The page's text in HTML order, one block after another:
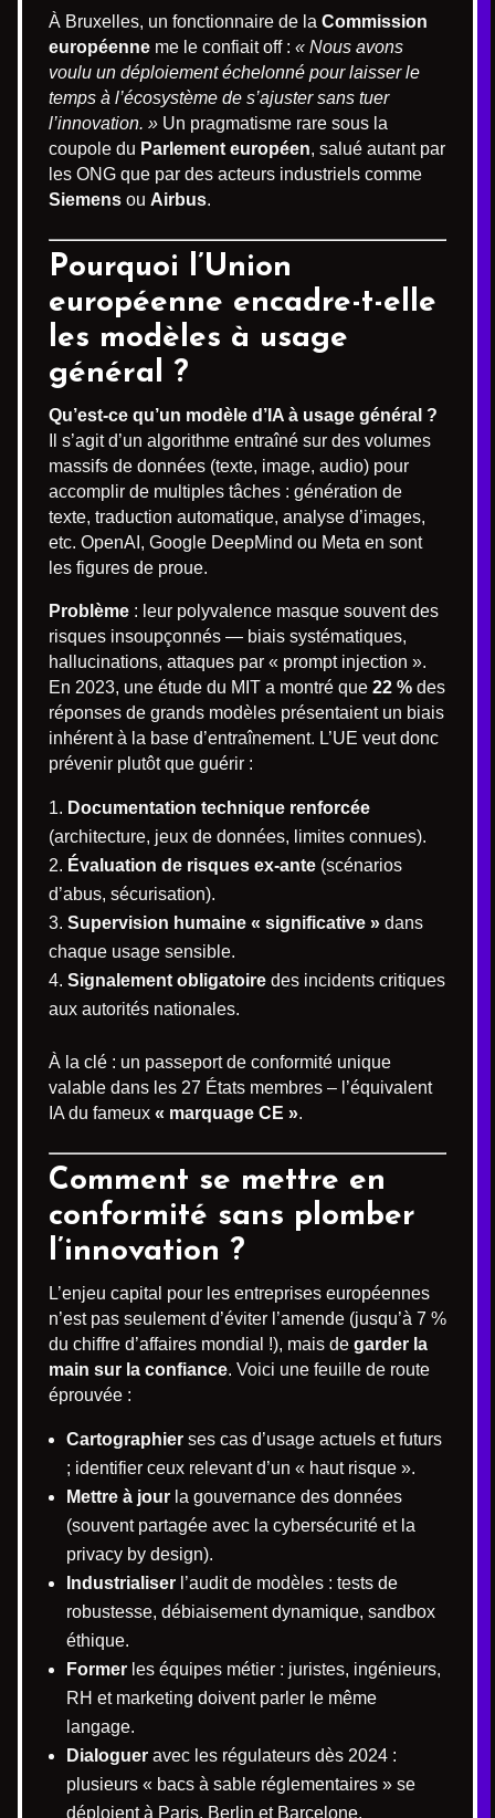
À Bruxelles, un fonctionnaire de la Commission
européenne me le confiait off : « Nous avons
voulu un déploiement échelonné pour laisser le
temps à l’écosystème de s’ajuster sans tuer
l’innovation. » Un pragmatisme rare sous la
coupole du Parlement européen, salué autant par
les ONG que par des acteurs industriels comme
Siemens ou Airbus.
Pourquoi l’Union
européenne encadre-t-elle
les modèles à usage
général ?
Qu’est-ce qu’un modèle d’IA à usage général ?
Il s’agit d’un algorithme entraîné sur des volumes
massifs de données (texte, image, audio) pour
accomplir de multiples tâches : génération de
texte, traduction automatique, analyse d’images,
etc. OpenAI, Google DeepMind ou Meta en sont
les figures de proue.
Problème : leur polyvalence masque souvent des
risques insoupçonnés — biais systématiques,
hallucinations, attaques par « prompt injection ».
En 2023, une étude du MIT a montré que 22 % des
réponses de grands modèles présentaient un biais
inhérent à la base d’entraînement. L’UE veut donc
prévenir plutôt que guérir :
Documentation technique renforcée
(architecture, jeux de données, limites connues).
Évaluation de risques ex-ante (scénarios
d’abus, sécurisation).
Supervision humaine « significative » dans
chaque usage sensible.
Signalement obligatoire des incidents critiques
aux autorités nationales.
À la clé : un passeport de conformité unique
valable dans les 27 États membres – l’équivalent
IA du fameux « marquage CE ».
Comment se mettre en
conformité sans plomber
l’innovation ?
L’enjeu capital pour les entreprises européennes
n’est pas seulement d’éviter l’amende (jusqu’à 7 %
du chiffre d’affaires mondial !), mais de garder la
main sur la confiance. Voici une feuille de route
éprouvée :
Cartographier ses cas d’usage actuels et futurs
; identifier ceux relevant d’un « haut risque ».
Mettre à jour la gouvernance des données
(souvent partagée avec la cybersécurité et la
privacy by design).
Industrialiser l’audit de modèles : tests de
robustesse, débiaisement dynamique, sandbox
éthique.
Former les équipes métier : juristes, ingénieurs,
RH et marketing doivent parler le même
langage.
Dialoguer avec les régulateurs dès 2024 :
plusieurs « bacs à sable réglementaires » se
déploient à Paris, Berlin et Barcelone.